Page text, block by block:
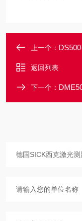
上一个： DS500-
返回列表
下一个：